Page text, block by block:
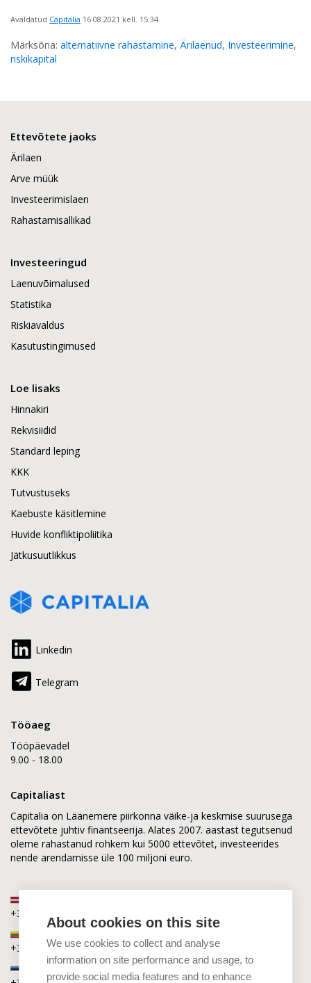
About cookies on this site
We use cookies to collect and analyse
information on site performance and usage, to
provide social media features and to enhance
Avaldatud Capitalia 16.08.2021 kell. 15:34
Märksõna: alternatiivne rahastamine, Ärilaenud, Investeerimine,
riskikapital
Ettevõtete jaoks
Ärilaen
Arve müük
Investeerimislaen
Rahastamisallikad
Investeeringud
Laenuvõimalused
Statistika
Riskiavaldus
Kasutustingimused
Loe lisaks
Hinnakiri
Rekvisiidid
Standard leping
KKK
Tutvustuseks
Kaebuste käsitlemine
Huvide konfliktipoliitika
Jätkusuutlikkus
Linkedin
Telegram
Tööaeg
Tööpäevadel
9.00 - 18.00
Capitaliast
Capitalia on Läänemere piirkonna väike-ja keskmise suurusega
ettevõtete juhtiv finantseerija. Alates 2007. aastast tegutsenud
oleme rahastanud rohkem kui 5000 ettevõtet, investeerides
nende arendamisse üle 100 miljoni euro.
+371 2880 0880
+370 6168 0880